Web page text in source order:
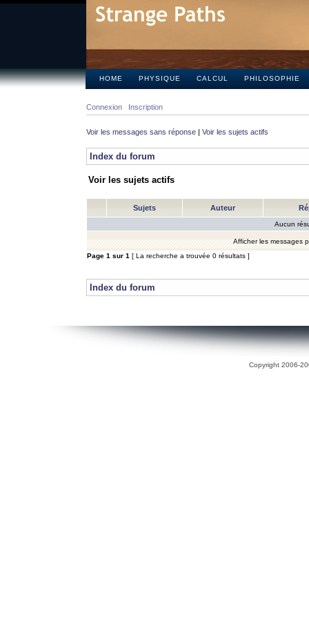
HOME PHYSIQUE CALCUL PHILOSOPHIE
Connexion Inscription
Voir les messages sans réponse | Voir les sujets actifs
Index du forum
Voir les sujets actifs
Sujets Auteur
Aucun
Afficher les messages
Page 1 sur 1 [ La recherche a trouvée 0 résultats ]
Index du forum
Copyright 2006-